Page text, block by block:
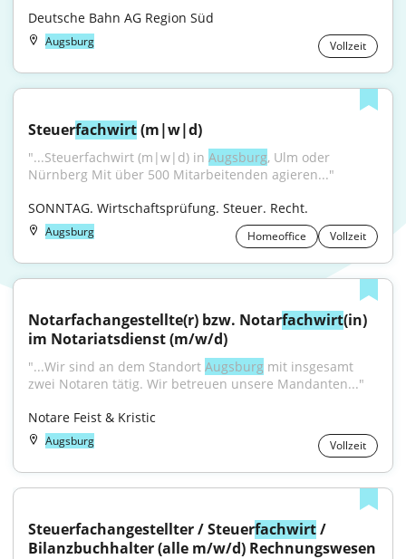
Deutsche Bahn AG Region Süd
Augsburg Vollzeit
Steuerfachwirt (m|w|d)
"...Steuerfachwirt (m|w|d) in Augsburg, Ulm oder
Nürnberg Mit über 500 Mitarbeitenden agieren..."
SONNTAG. Wirtschaftsprüfung. Steuer. Recht.
Augsburg Homeoffice Vollzeit
Notarfachangestellte(r) bzw. Notarfachwirt(in)
im Notariatsdienst (m/w/d)
"...Wir sind an dem Standort Augsburg mit insgesamt
zwei Notaren tätig. Wir betreuen unsere Mandanten..."
Notare Feist & Kristic
Augsburg Vollzeit
Steuerfachangestellter / Steuerfachwirt /
Bilanzbuchhalter (alle m/w/d) Rechnungswesen